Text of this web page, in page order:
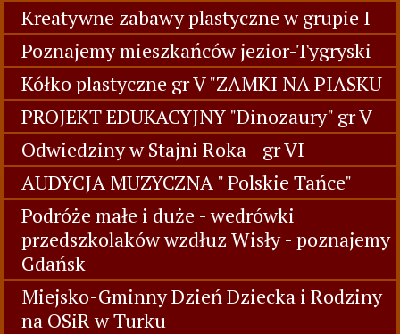
Kreatywne zabawy plastyczne w grupie I
Poznajemy mieszkańców jezior-Tygryski
Kółko plastyczne gr V "ZAMKI NA PIASKU
PROJEKT EDUKACYJNY "Dinozaury" gr V
Odwiedziny w Stajni Roka - gr VI
AUDYCJA MUZYCZNA " Polskie Tańce"
Podróże małe i duże - wedrówki
przedszkolaków wzdłuz Wisły - poznajemy
Gdańsk
Miejsko-Gminny Dzień Dziecka i Rodziny
na OSiR w Turku